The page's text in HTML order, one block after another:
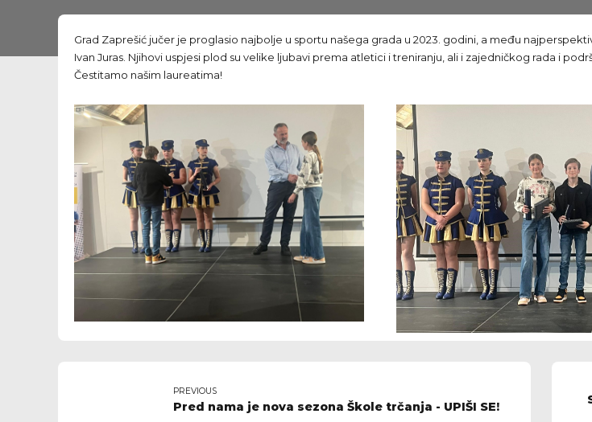
Grad Zaprešić jučer je proglasio najbolje u sportu našega grada u 2023. godini, a među
Ivan Juras. Njihovi uspjesi plod su velike ljubavi prema atletici i treniranju, ali i zajedničkog rada i
Čestitamo našim laureatima!
PREVIOUS
Pred nama je nova sezona Škole trčanja - UPIŠI SE!